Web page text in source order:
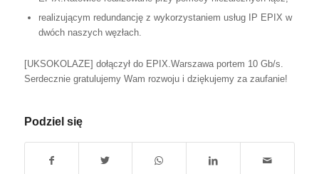
realizującym redundancję z wykorzystaniem usług IP EPIX w
dwóch naszych węzłach.
[UKSOKOLAZE] dołączył do EPIX.Warszawa portem 10 Gb/s.
Serdecznie gratulujemy Wam rozwoju i dziękujemy za zaufanie!
Podziel się